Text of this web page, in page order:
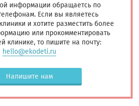
информации обращаетсь по
Если вы являетесь
и хотите разместить более
или прокомментировать
клинике, то пишите на почту:
hello@ekodeti.ru
Напишите нам